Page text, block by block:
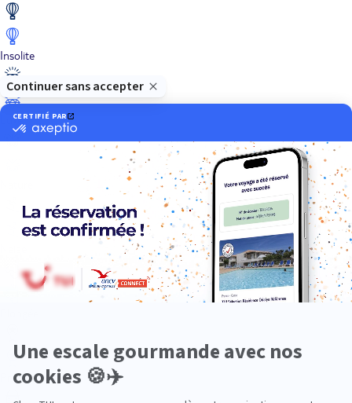
Insolite
Luxe
Premium